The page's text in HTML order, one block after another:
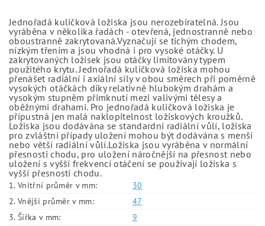
Jednořadá kuličková ložiska jsou nerozebíratelná. Jsou
vyráběna v několika řadách - otevřená, jednostranně nebo
oboustranně zakrytovaná.Vyznačují se tichým chodem,
nízkým třením a jsou vhodná i pro vysoké otáčky. U
zakrytovaných ložisek jsou otáčky limitovány typem
použitého krytu. Jednořadá kuličková ložiska mohou
přenášet radiální i axiální síly v obou směrech při poměrně
vysokých otáčkách díky relativně hlubokým drahám a
vysokým stupněm přimknutí mezi valivými tělesy a
oběžnými drahami. Pro jednořadá kuličková ložiska je
přípustná jen malá naklopitelnost ložiskových kroužků.
Ložiska jsou dodávána se standardní radiální vůlí, ložiska
pro zvláštní případy uložení mohou být dodávána s menší
nebo větší radiální vůlí.Ložiska jsou vyráběna v normální
přesnosti chodu, pro uložení náročnější na přesnost nebo
uložení s vyšší frekvencí otáčení se používají ložiska s
vyšší přesností chodu.
1. Vnitřní průměr v mm:
30
2. Vnější průměr v mm:
47
3. Šířka v mm:
9